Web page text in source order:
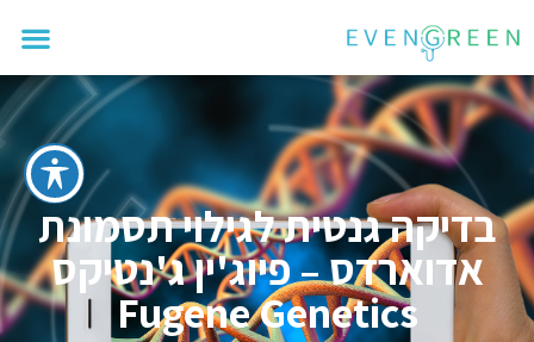
בדיקה גנטית לגילוי תסמונת
אדוארדס – פיוג'ין ג'נטיקס
Fugene Genetics